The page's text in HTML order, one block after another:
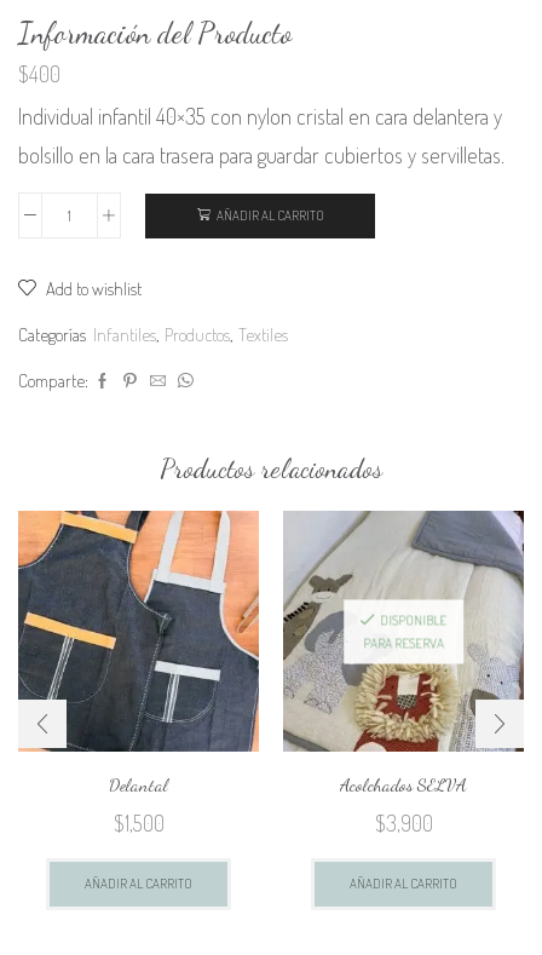
Información del Producto
$400
Individual infantil 40×35 con nylon cristal en cara delantera y
bolsillo en la cara trasera para guardar cubiertos y servilletas.
limones
en
rodajas
AÑADIR AL CARRITO
Add to wishlist
Categorías Infantiles, Productos, Textiles
Comparte:
Productos relacionados
Delantal
$1,500
AÑADIR AL CARRITO
DISPONIBLE
PARA RESERVA
Acolchados SELVA
$3,900
AÑADIR AL CARRITO